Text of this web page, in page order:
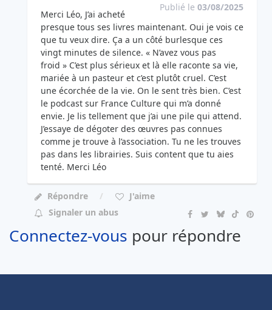
Publié le 03/08/2025
Merci Léo, J’ai acheté
presque tous ses livres maintenant. Oui je vois ce
que tu veux dire. Ça a un côté burlesque ces
vingt minutes de silence. « N’avez vous pas
froid » C’est plus sérieux et là elle raconte sa vie,
mariée à un pasteur et c’est plutôt cruel. C’est
une écorchée de la vie. On le sent très bien. C’est
le podcast sur France Culture qui m’a donné
envie. Je lis tellement que j’ai une pile qui attend.
J’essaye de dégoter des œuvres pas connues
comme je trouve à l’association. Tu ne les trouves
pas dans les librairies. Suis content que tu aies
tenté. Merci Léo
Répondre
J'aime
Signaler un abus
Connectez-vous pour répondre